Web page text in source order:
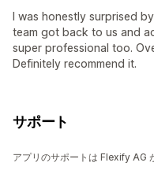
I was honestly surprised
team got back to us and
super professional too.
Definitely recommend it.
サポート
アプリのサポートは Flexify AG